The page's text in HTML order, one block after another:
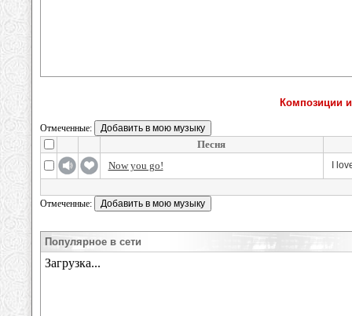
Композиции
Отмеченные:
Песня
Now you go!
I
Отмеченные:
Популярное в сети